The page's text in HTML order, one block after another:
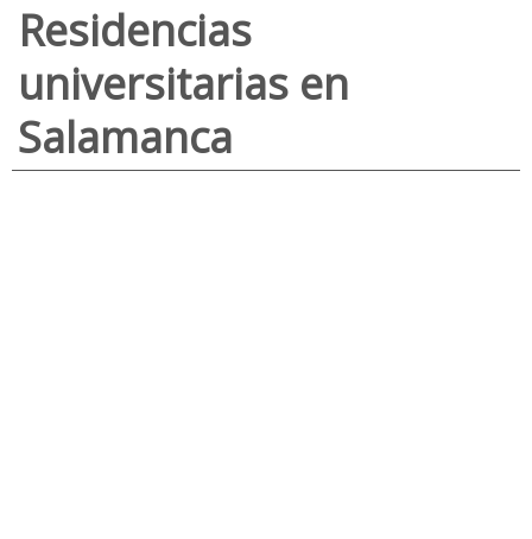
Residencias
universitarias en
Salamanca